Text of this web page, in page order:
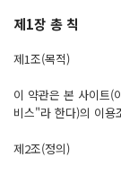
제1장 총 칙
제1조(목적)
이 약관은 본 사이트(
비스"라 한다)의 이용
제2조(정의)